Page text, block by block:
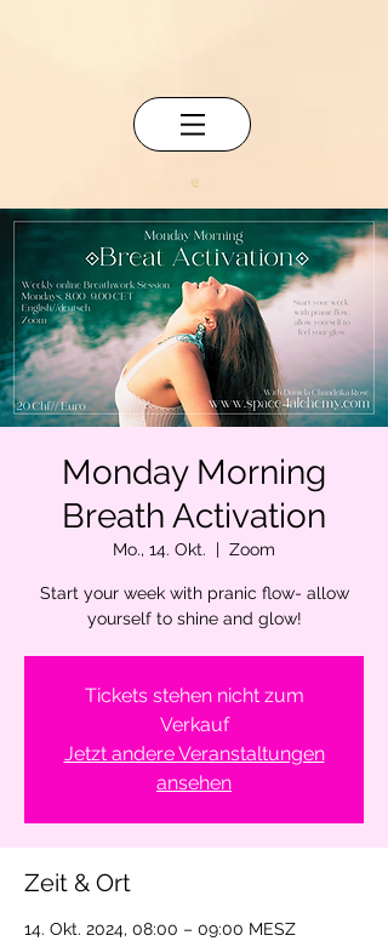
Monday Morning
Breath Activation
Mo., 14. Okt.
  |
Zoom
Start your week with pranic flow- allow
yourself to shine and glow!
Tickets stehen nicht zum
Verkauf
Jetzt andere Veranstaltungen
ansehen
Zeit & Ort
14. Okt. 2024, 08:00 – 09:00 MESZ